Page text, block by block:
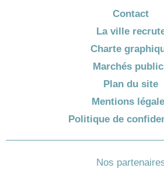
Contact
La ville
Charte
Marchés
Plan du site
Mentions
Politique de
Nos